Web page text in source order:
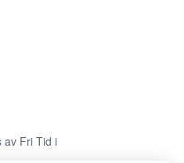
av Fri Tid i